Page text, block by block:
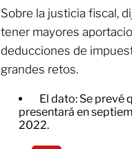
Sobre la justicia fiscal,
tener mayores
deducciones de
grandes retos.
El dato: Se prevé
presentará en
2022.